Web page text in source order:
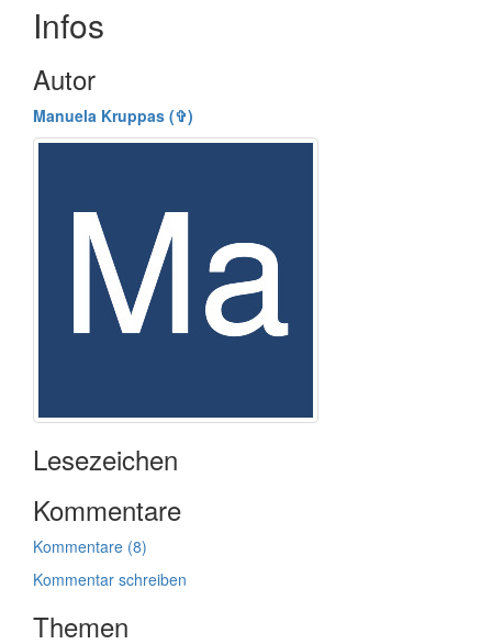
Infos
Autor
Manuela Kruppas (✞)
Lesezeichen
Kommentare
Kommentare (8)
Kommentar schreiben
Themen